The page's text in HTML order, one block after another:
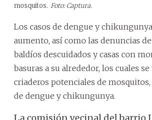
mosquitos. Foto: Captura.
Los casos de dengue y
aumento, así como las denuncias
baldíos descuidados y casas con
basuras a su alrededor, los cuales
criaderos potenciales de
de dengue y chikungunya.
La comisión vecinal del barrio